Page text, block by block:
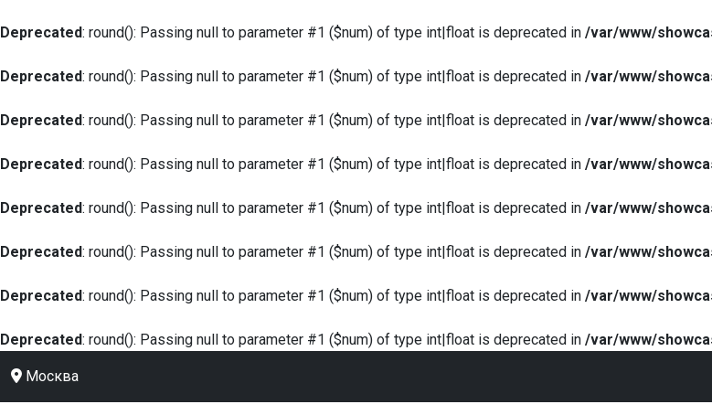
Deprecated: round(): Passing null to parameter #1 ($num) of type int|float is deprecated in /var/www/
Deprecated: round(): Passing null to parameter #1 ($num) of type int|float is deprecated in /var/www/
Deprecated: round(): Passing null to parameter #1 ($num) of type int|float is deprecated in /var/www/
Deprecated: round(): Passing null to parameter #1 ($num) of type int|float is deprecated in /var/www/
Deprecated: round(): Passing null to parameter #1 ($num) of type int|float is deprecated in /var/www/
Deprecated: round(): Passing null to parameter #1 ($num) of type int|float is deprecated in /var/www/
Deprecated: round(): Passing null to parameter #1 ($num) of type int|float is deprecated in /var/www/
Deprecated: round(): Passing null to parameter #1 ($num) of type int|float is deprecated in /var/www/
Москва